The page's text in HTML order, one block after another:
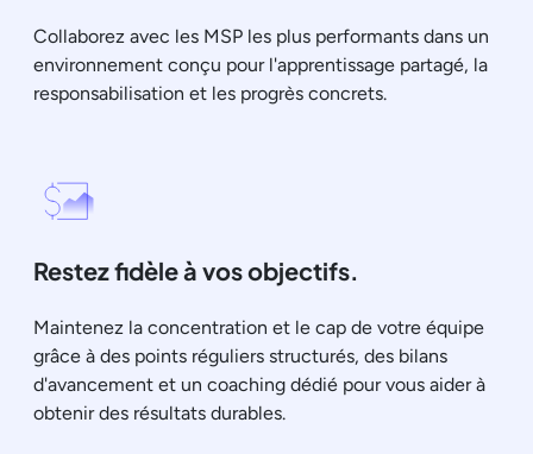
Collaborez avec les MSP les plus performants dans un
environnement conçu pour l'apprentissage partagé, la
responsabilisation et les progrès concrets.
Restez fidèle à vos objectifs.
Maintenez la concentration et le cap de votre équipe
grâce à des points réguliers structurés, des bilans
d'avancement et un coaching dédié pour vous aider à
obtenir des résultats durables.